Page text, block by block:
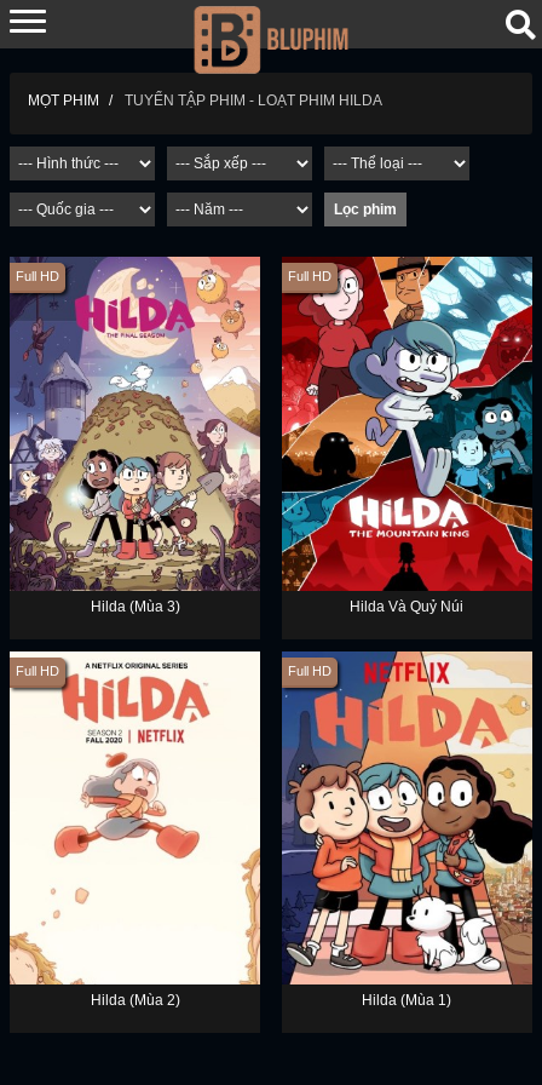
MỌT PHIM TUYỂN TẬP PHIM - LOẠT PHIM HILDA
Full HD
Hilda (Mùa 3)
Full HD
Hilda Và Quỷ Núi
Full HD
Hilda (Mùa 2)
Full HD
Hilda (Mùa 1)